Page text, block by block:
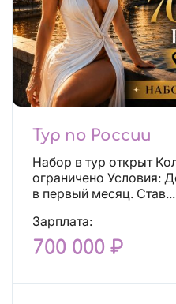
Тур по России
Набор в тур открыт Количество мест
ограничено Условия: Доход от 700 000 ₽ уже
в первый месяц. Став...
Зарплата:
700 000 ₽